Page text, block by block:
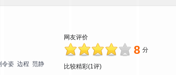
令姿 边程 范静
网友评价
8 分
比较精彩(1评)